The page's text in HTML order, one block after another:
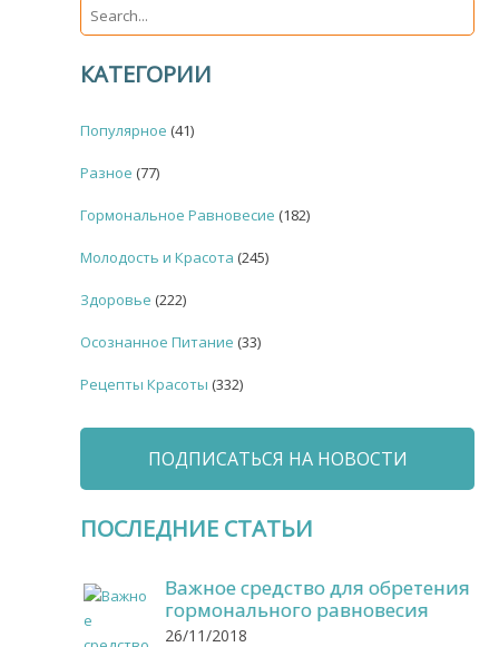
КАТЕГОРИИ
Популярное (41)
Разное (77)
Гормональное Равновесие (182)
Молодость и Красота (245)
Здоровье (222)
Осознанное Питание (33)
Рецепты Красоты (332)
ПОДПИСАТЬСЯ НА НОВОСТИ
ПОСЛЕДНИЕ СТАТЬИ
Важное средство для обретения
гормонального равновесия
26/11/2018